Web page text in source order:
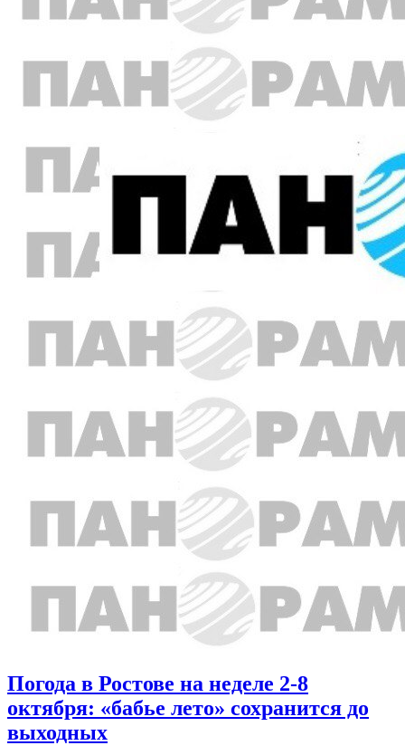
Погода в Ростове на неделе 2-8
октября: «бабье лето» сохранится до
выходных